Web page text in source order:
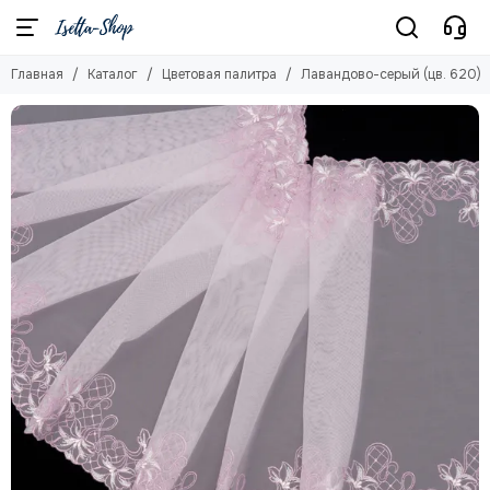
Цветовая палитра
Бежевый (цв. 126)
Голубое небо (цв. 3090)
Жасмин (цв. 1294)
Желтый
Загар (цв. 030)
Изумруд (цв. 1994)
Кофе (цв. 738)
Кофейно-розовый (цв. 885)
Красный (цв. 100)
Лавандово-серый (цв. 620)
Ментол
Молочный (цв. 004)
Персик (цв. 81)
Главная Каталог Цветовая палитра Лавандово-серый (цв. 620)